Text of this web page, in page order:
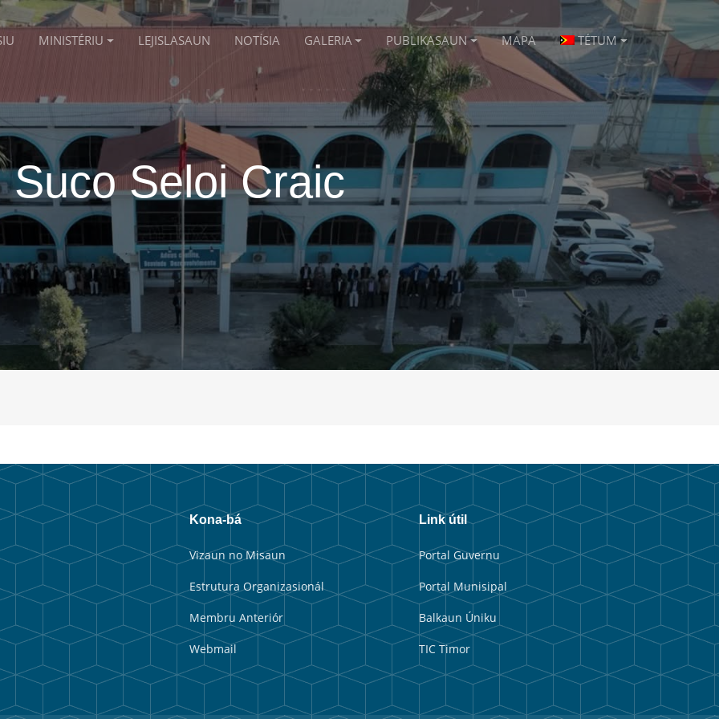
MINISTÉRIU LEJISLASAUN NOTÍSIA GALERIA PUBLIKASAUN MAPA TÉTUM
Suco Seloi Craic
Kona-bá
Vizaun no Misaun
Estrutura Organizasionál
Membru Anteriór
Webmail
Link útil
Portal Guvernu
Portal Munisipal
Balkaun Úniku
TIC Timor